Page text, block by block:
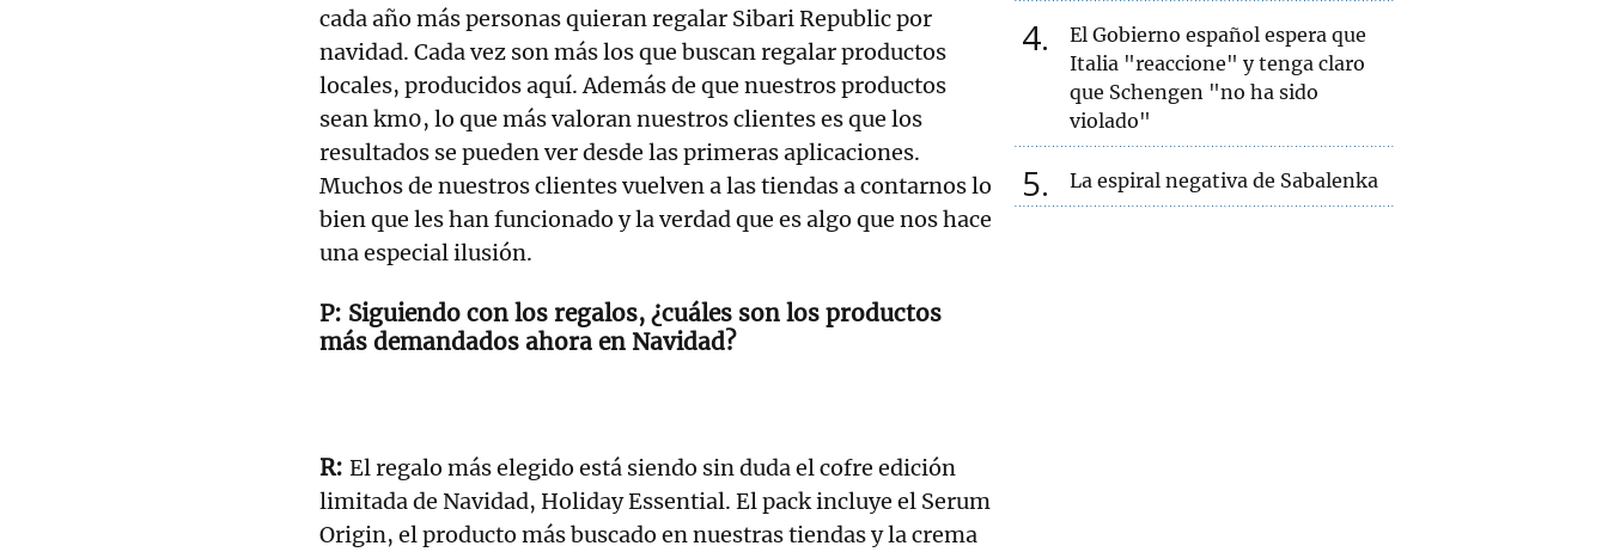
cada año más personas quieran regalar Sibari Republic por
navidad. Cada vez son más los que buscan regalar productos
locales, producidos aquí. Además de que nuestros productos
sean km0, lo que más valoran nuestros clientes es que los
resultados se pueden ver desde las primeras aplicaciones.
Muchos de nuestros clientes vuelven a las tiendas a contarnos lo
bien que les han funcionado y la verdad que es algo que nos hace
una especial ilusión.
Siguiendo con los regalos, ¿cuáles son los productos
más demandados ahora en Navidad?
El regalo más elegido está siendo sin duda el cofre edición
limitada de Navidad, Holiday Essential. El pack incluye el Serum
Origin, el producto más buscado en nuestras tiendas y la crema
4
El Gobierno español espera que
Italia "reaccione" y tenga claro
que Schengen "no ha sido
violado"
5 La espiral negativa de Sabalenka